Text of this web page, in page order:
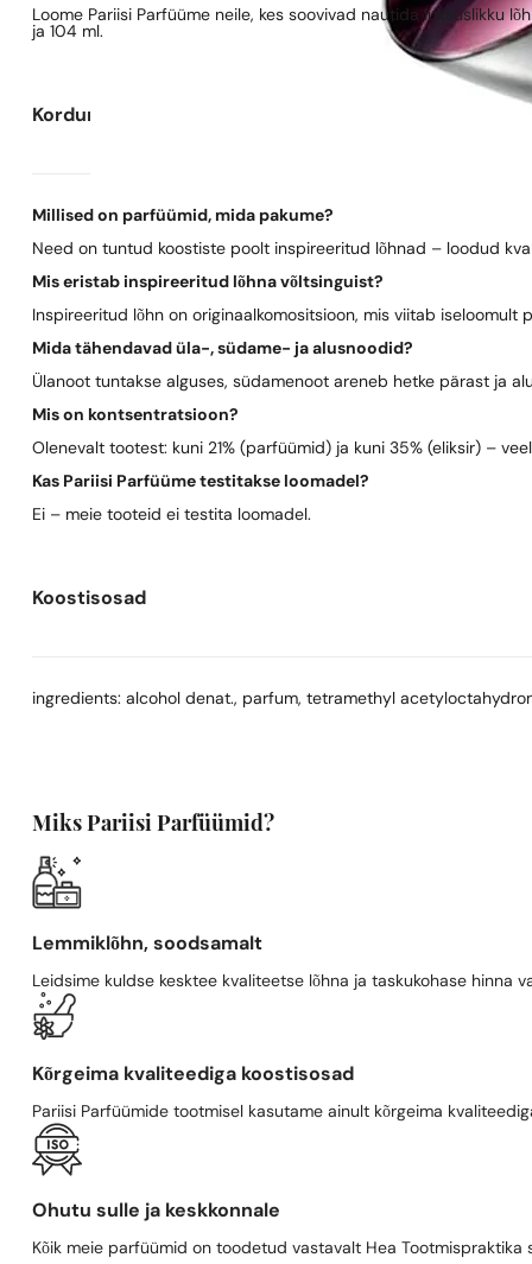
Loome Pariisi Parfüüme neile, kes soovivad nautida luksuslikku
ja 104 ml.
Korduma kippuvad küsimused
Millised on parfüümid, mida pakume?
Need on tuntud koostiste poolt inspireeritud lõhnad – loodud
Mis eristab inspireeritud lõhna võltsinguist?
Inspireeritud lõhn on originaalkomositsioon, mis viitab
Mida tähendavad üla-, südame- ja alusnoodid?
Ülanoot tuntakse alguses, südamenoot areneb hetke pärast ja
Mis on kontsentratsioon?
Olenevalt tootest: kuni 21% (parfüümid) ja kuni 35% (eliksir) –
Kas Pariisi Parfüüme testitakse loomadel?
Ei – meie tooteid ei testita loomadel.
Koostisosad
ingredients: alcohol denat., parfum, tetramethyl
Miks Pariisi Parfüümid?
Lemmiklõhn, soodsamalt
Leidsime kuldse kesktee kvaliteetse lõhna ja taskukohase hinna
Kõrgeima kvaliteediga koostisosad
Pariisi Parfüümide tootmisel kasutame ainult kõrgeima
Ohutu sulle ja keskkonnale
Kõik meie parfüümid on toodetud vastavalt Hea Tootmispraktika